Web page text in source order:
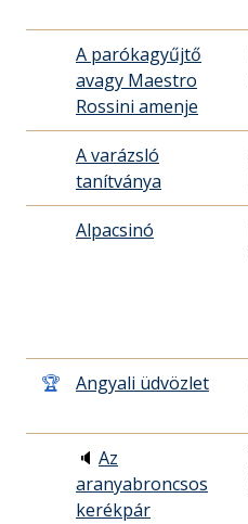
A parókagyűjtő
avagy Maestro
Rossini amenje
A varázsló
tanítványa
Alpacsinó
🏆 Angyali üdvözlet
🔈 Az
aranyabroncsos
kerékpár